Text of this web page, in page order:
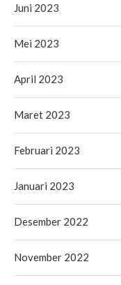
Juni 2023
Mei 2023
April 2023
Maret 2023
Februari 2023
Januari 2023
Desember 2022
November 2022